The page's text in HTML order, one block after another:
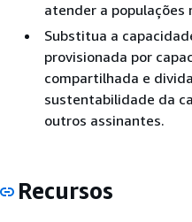
atender a populações
Substitua a
provisionada por
compartilhada e
sustentabilidade da
outros assinantes.
Recursos